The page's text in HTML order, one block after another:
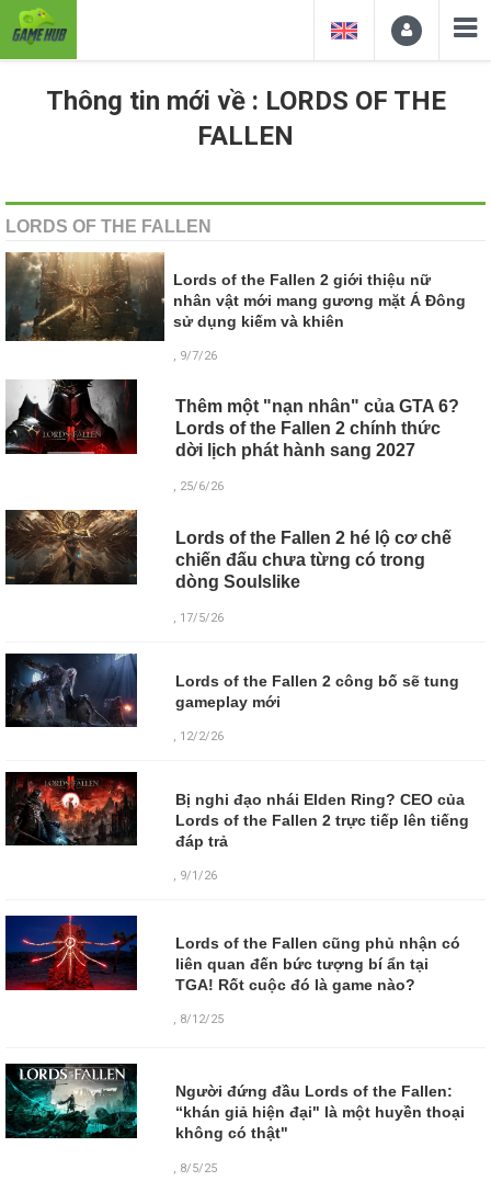
Thông tin mới về : LORDS OF THE
FALLEN
LORDS OF THE FALLEN
Lords of the Fallen 2 giới thiệu nữ
nhân vật mới mang gương mặt Á Đông
sử dụng kiếm và khiên
, 9/7/26
Thêm một "nạn nhân" của GTA 6?
Lords of the Fallen 2 chính thức
dời lịch phát hành sang 2027
, 25/6/26
Lords of the Fallen 2 hé lộ cơ chế
chiến đấu chưa từng có trong
dòng Soulslike
, 17/5/26
Lords of the Fallen 2 công bố sẽ tung
gameplay mới
, 12/2/26
Bị nghi đạo nhái Elden Ring? CEO của
Lords of the Fallen 2 trực tiếp lên tiếng
đáp trả
, 9/1/26
Lords of the Fallen cũng phủ nhận có
liên quan đến bức tượng bí ẩn tại
TGA! Rốt cuộc đó là game nào?
, 8/12/25
Người đứng đầu Lords of the Fallen:
“khán giả hiện đại" là một huyền thoại
không có thật"
8/5/25